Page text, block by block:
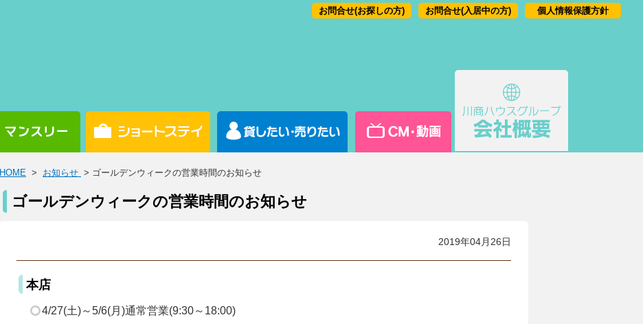
個人情報保護方針
お問合せ(入居中の方)
お問合せ(お探しの方)
HOME > お知らせ > ゴールデンウィークの営業時間のお知らせ
ゴールデンウィークの営業時間のお知らせ
2019年04月26日
本店
4/27(土)～5/6(月)通常営業(9:30～18:00)